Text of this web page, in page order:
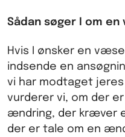
Sådan søger I om
Hvis I ønsker en
indsende en
vi har modtaget
vurderer vi, om der
ændring, der kræver
der er tale om en